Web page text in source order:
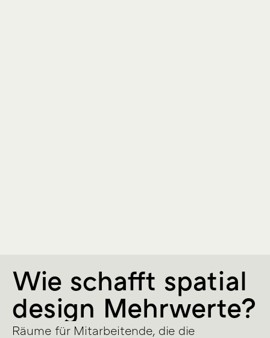
Wie schafft spatial
design Mehrwerte?
Räume für Mitarbeitende, die die